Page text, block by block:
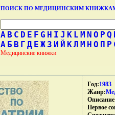
ПОИСК ПО МЕДИЦИНСКИМ
A B C D E F G H I J K L M N O P Q
А Б В Г Д Е Ж З И Й КЛ М Н О П Р
Медицинские книжки
Год:1983
Жанр:
Первое